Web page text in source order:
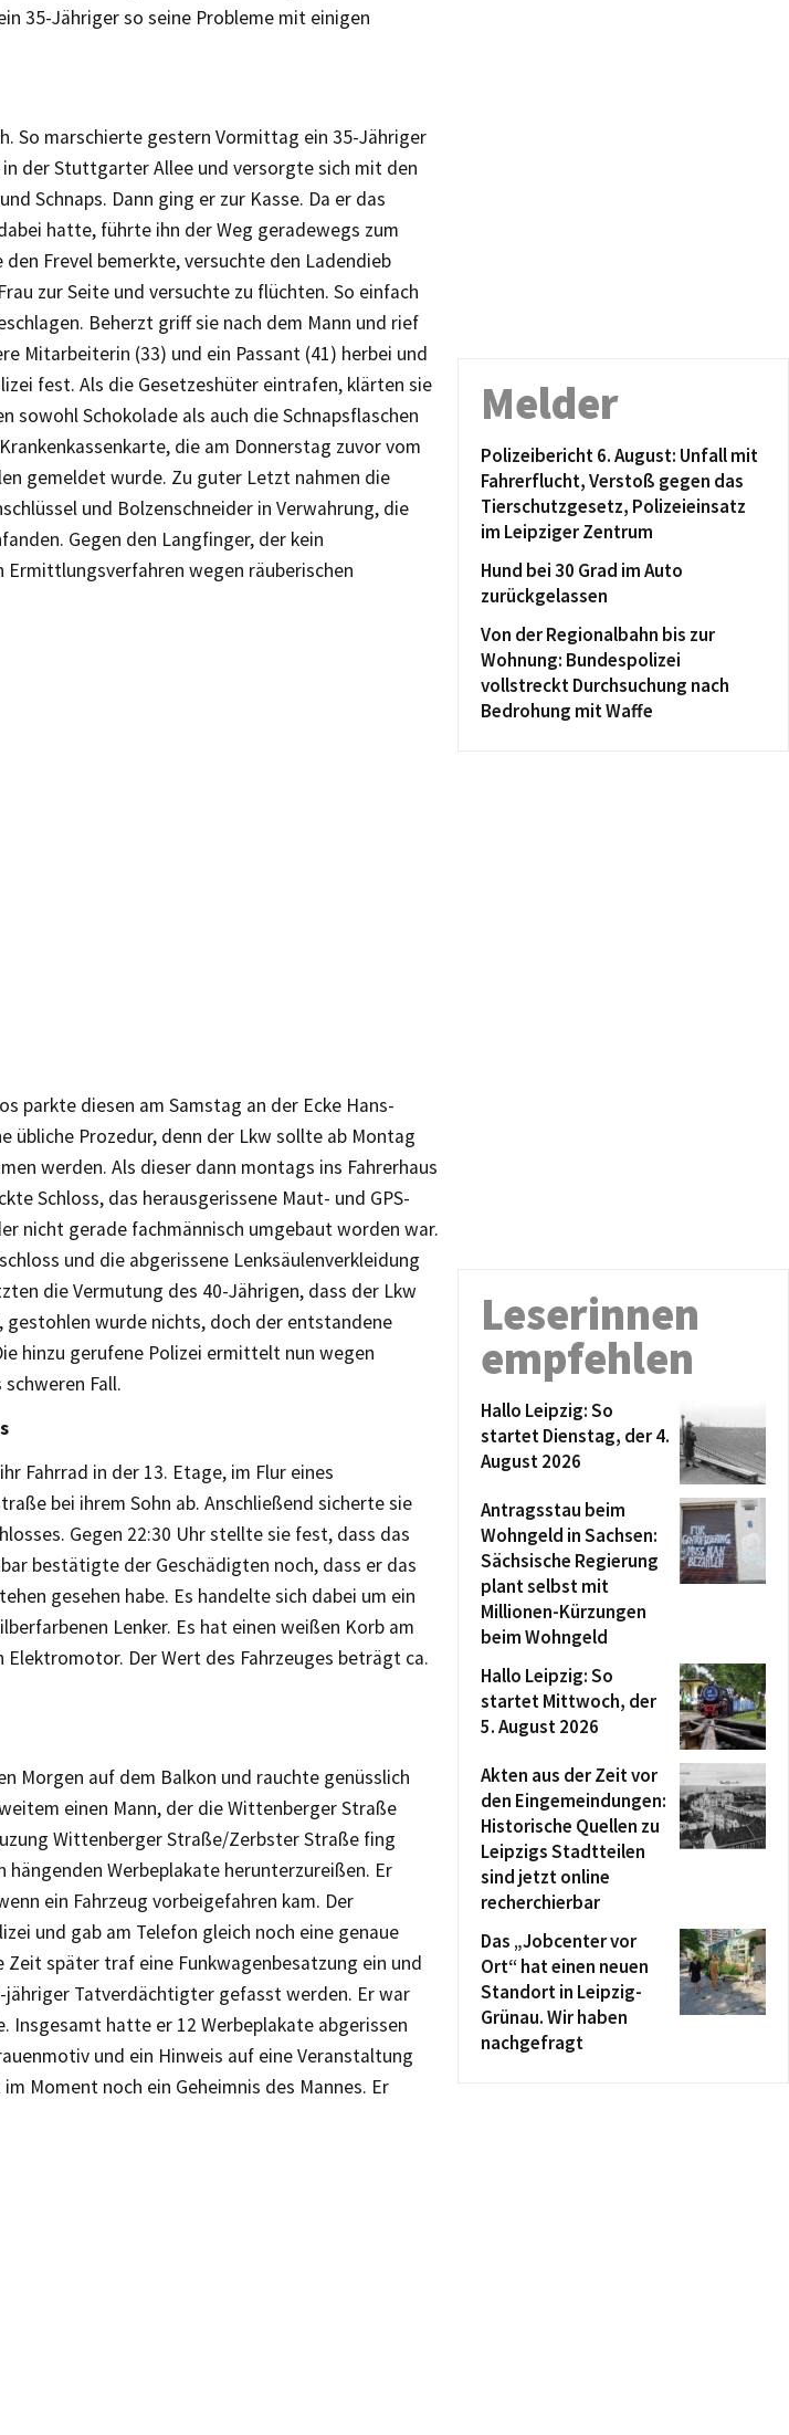
35-Jähriger so seine Probleme mit einigen
So marschierte gestern Vormittag ein 35-Jähriger
der Stuttgarter Allee und versorgte sich mit den
Schnaps. Dann ging er zur Kasse. Da er das
hatte, führte ihn der Weg geradewegs zum
Frevel bemerkte, versuchte den Ladendieb
zur Seite und versuchte zu flüchten. So einfach
Beherzt griff sie nach dem Mann und rief
Mitarbeiterin (33) und ein Passant (41) herbei und
fest. Als die Gesetzeshüter eintrafen, klärten sie
sowohl Schokolade als auch die Schnapsflaschen
die am Donnerstag zuvor vom
gemeldet wurde. Zu guter Letzt nahmen die
und Bolzenschneider in Verwahrung, die
Gegen den Langfinger, der kein
wegen räuberischen
parkte diesen am Samstag an der Ecke Hans-
übliche Prozedur, denn der Lkw sollte ab Montag
werden. Als dieser dann montags ins Fahrerhaus
Schloss, das herausgerissene Maut- und GPS-
nicht gerade fachmännisch umgebaut worden war.
und die abgerissene Lenksäulenverkleidung
die Vermutung des 40-Jährigen, dass der Lkw
wurde nichts, doch der entstandene
hinzu gerufene Polizei ermittelt nun wegen
Fall.
Fahrrad in der 13. Etage, im Flur eines
bei ihrem Sohn ab. Anschließend sicherte sie
Gegen 22:30 Uhr stellte sie fest, dass das
bestätigte der Geschädigten noch, dass er das
gesehen habe. Es handelte sich dabei um ein
Lenker. Es hat einen weißen Korb am
Der Wert des Fahrzeuges beträgt ca.
Morgen auf dem Balkon und rauchte genüsslich
einen Mann, der die Wittenberger Straße
Wittenberger Straße/Zerbster Straße fing
hängenden Werbeplakate herunterzureißen. Er
ein Fahrzeug vorbeigefahren kam. Der
und gab am Telefon gleich noch eine genaue
Zeit später traf eine Funkwagenbesatzung ein und
Tatverdächtigter gefasst werden. Er war
Insgesamt hatte er 12 Werbeplakate abgerissen
und ein Hinweis auf eine Veranstaltung
Moment noch ein Geheimnis des Mannes. Er
Melder
Polizeibericht 6. August: Unfall mit
Fahrerflucht, Verstoß gegen das
Tierschutzgesetz, Polizeieinsatz
im Leipziger Zentrum
Hund bei 30 Grad im Auto
zurückgelassen
Von der Regionalbahn bis zur
Wohnung: Bundespolizei
vollstreckt Durchsuchung nach
Bedrohung mit Waffe
Leserinnen
empfehlen
Hallo Leipzig: So
startet Dienstag, der 4.
August 2026
Antragsstau beim
Wohngeld in Sachsen:
Sächsische Regierung
plant selbst mit
Millionen-Kürzungen
beim Wohngeld
Hallo Leipzig: So
startet Mittwoch, der
5. August 2026
Akten aus der Zeit vor
den Eingemeindungen:
Historische Quellen zu
Leipzigs Stadtteilen
sind jetzt online
recherchierbar
Das „Jobcenter vor
Ort“ hat einen neuen
Standort in Leipzig-
Grünau. Wir haben
nachgefragt